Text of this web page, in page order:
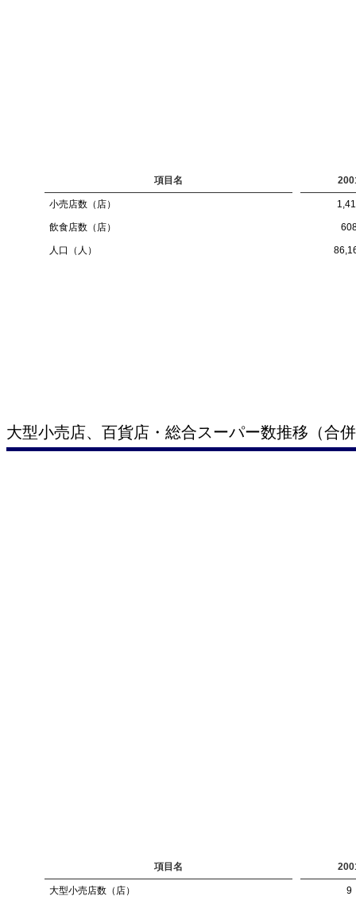
項目名
小売店数（店）
飲食店数（店）
人口（人）
大型小売店、百貨店・総合スーパー数推移（合
項目名
大型小売店数（店） 9